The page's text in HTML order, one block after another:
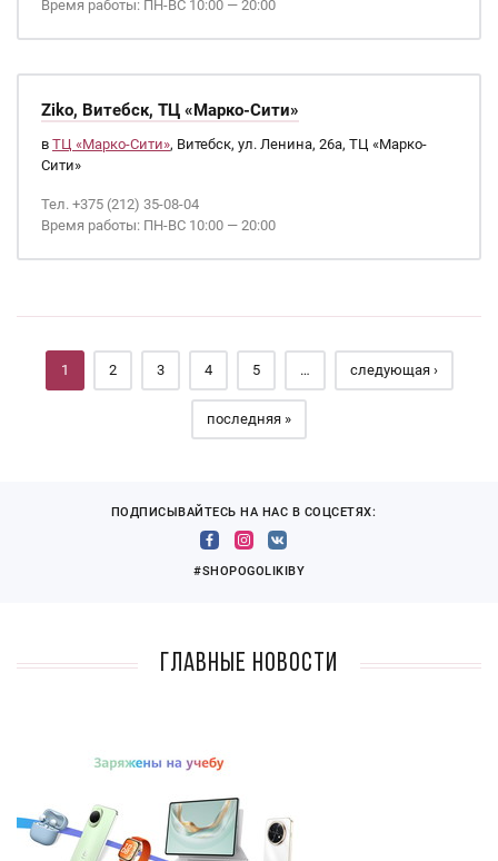
Время работы: ПН-ВС 10:00 — 20:00
Ziko, Витебск, ТЦ «Марко-Сити»
в ТЦ «Марко-Сити», Витебск, ул. Ленина, 26а, ТЦ «Марко-
Сити»
Тел. +375 (212) 35-08-04
Время работы: ПН-ВС 10:00 — 20:00
Страницы
1 2 3 4 5 … следующая ›
последняя »
ПОДПИСЫВАЙТЕСЬ НА НАС В СОЦСЕТЯХ:
#SHOPOGOLIKIBY
Главные новости